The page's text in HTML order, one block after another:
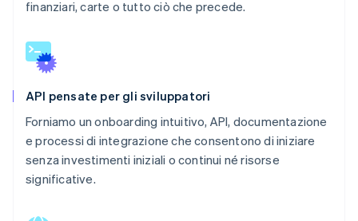
finanziari, carte o tutto ciò che precede.
API pensate per gli sviluppatori
Forniamo un onboarding intuitivo, API, documentazione
e processi di integrazione che consentono di iniziare
senza investimenti iniziali o continui né risorse
significative.